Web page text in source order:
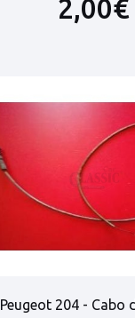
2,00€
Peugeot 204 - Cabo